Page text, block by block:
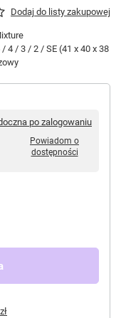
Dodaj do listy zakupowej
4 / 3 / 2 / SE (41 x 40 x 38
po zalogowaniu
Powiadom o
dostępności